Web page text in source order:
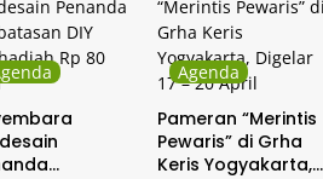
Agenda
Pameran “Merintis
Pewaris” di Grha
Keris Yogyakarta,